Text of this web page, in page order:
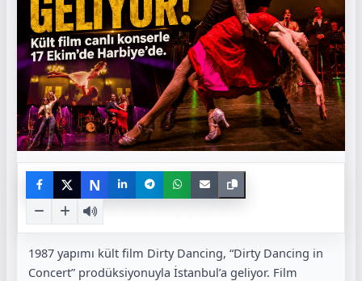
N
1987 yapımı kült film Dirty Dancing, “Dirty Dancing in
Concert” prodüksiyonuyla İstanbul’a geliyor. Film